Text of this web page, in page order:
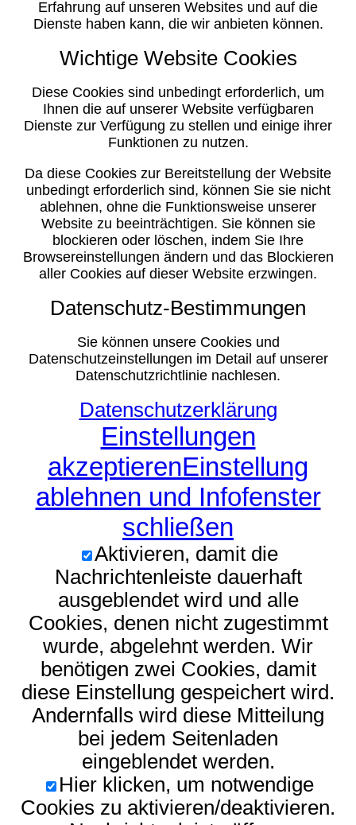
Erfahrung auf unseren Websites und auf die
Dienste haben kann, die wir anbieten können.
Wichtige Website Cookies
Diese Cookies sind unbedingt erforderlich, um
Ihnen die auf unserer Website verfügbaren
Dienste zur Verfügung zu stellen und einige ihrer
Funktionen zu nutzen.
Da diese Cookies zur Bereitstellung der Website
unbedingt erforderlich sind, können Sie sie nicht
ablehnen, ohne die Funktionsweise unserer
Website zu beeinträchtigen. Sie können sie
blockieren oder löschen, indem Sie Ihre
Browsereinstellungen ändern und das Blockieren
aller Cookies auf dieser Website erzwingen.
Datenschutz-Bestimmungen
Sie können unsere Cookies und
Datenschutzeinstellungen im Detail auf unserer
Datenschutzrichtlinie nachlesen.
Datenschutzerklärung
Einstellungen
akzeptierenEinstellung
ablehnen und Infofenster
schließen
Aktivieren, damit die
Nachrichtenleiste dauerhaft
ausgeblendet wird und alle
Cookies, denen nicht zugestimmt
wurde, abgelehnt werden. Wir
benötigen zwei Cookies, damit
diese Einstellung gespeichert wird.
Andernfalls wird diese Mitteilung
bei jedem Seitenladen
eingeblendet werden.
Hier klicken, um notwendige
Cookies zu aktivieren/deaktivieren.